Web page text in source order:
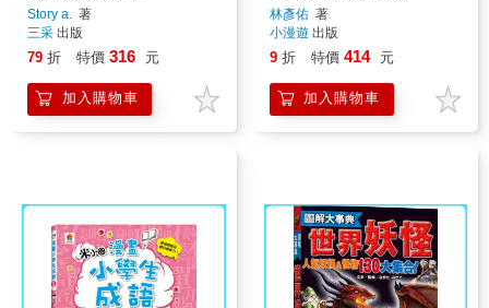
Story a. 著
三采 出版
79 折 特價 316 元
加入購物車
林彥佑著
小漫遊出版
9 折 特價 414 元
加入購物車